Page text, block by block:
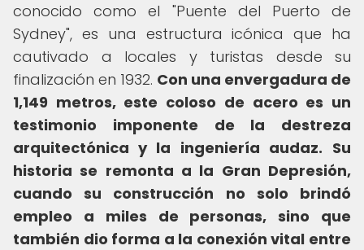
conocido como el "Puente del Puerto de
Sydney", es una estructura icónica que ha
cautivado a locales y turistas desde su
finalización en 1932. Con una envergadura de
1,149 metros, este coloso de acero es un
testimonio imponente de la destreza
arquitectónica y la ingeniería audaz. Su
historia se remonta a la Gran Depresión,
cuando su construcción no solo brindó
empleo a miles de personas, sino que
también dio forma a la conexión vital entre